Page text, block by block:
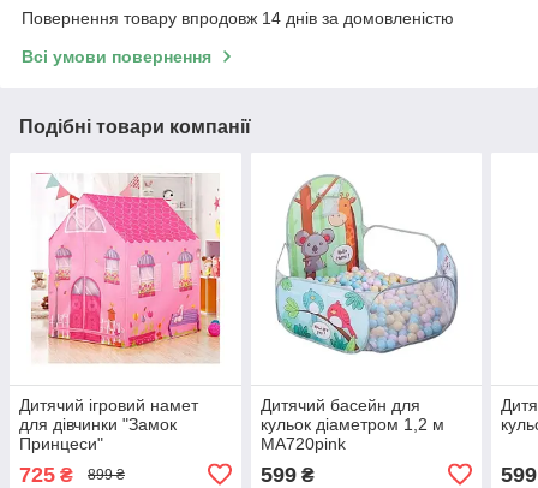
Повернення товару впродовж 14 днів за домовленістю
Всі умови повернення
Подібні товари компанії
Дитячий ігровий намет
для дівчинки "Замок
Принцеси"
725 ₴ 899 ₴
Дитячий басейн для
кульок діаметром 1,2 м
MA720pink
599₴ 599